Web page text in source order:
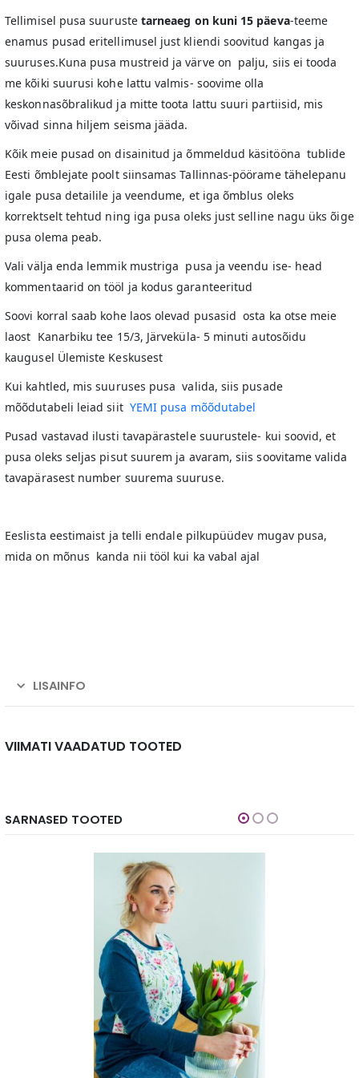
Tellimisel pusa suuruste tarneaeg on kuni 15 päeva-teeme
enamus pusad eritellimusel just kliendi soovitud kangas ja
suuruses.Kuna pusa mustreid ja värve on palju, siis ei tooda
me kõiki suurusi kohe lattu valmis- soovime olla
keskonnasõbralikud ja mitte toota lattu suuri partiisid, mis
võivad sinna hiljem seisma jääda.
Kõik meie pusad on disainitud ja õmmeldud käsitööna tublide
Eesti õmblejate poolt siinsamas Tallinnas-pöörame tähelepanu
igale pusa detailile ja veendume, et iga õmblus oleks
korrektselt tehtud ning iga pusa oleks just selline nagu üks õige
pusa olema peab.
Vali välja enda lemmik mustriga pusa ja veendu ise- head
kommentaarid on tööl ja kodus garanteeritud
Soovi korral saab kohe laos olevad pusasid osta ka otse meie
laost Kanarbiku tee 15/3, Järveküla- 5 minuti autosõidu
kaugusel Ülemiste Keskusest
Kui kahtled, mis suuruses pusa valida, siis pusade
mõõdutabeli leiad siit YEMI pusa mõõdutabel
Pusad vastavad ilusti tavapärastele suurustele- kui soovid, et
pusa oleks seljas pisut suurem ja avaram, siis soovitame valida
tavapärasest number suurema suuruse.
Eeslista eestimaist ja telli endale pilkupüüdev mugav pusa,
mida on mõnus kanda nii tööl kui ka vabal ajal
LISAINFO
VIIMATI VAADATUD TOOTED
SARNASED TOOTED